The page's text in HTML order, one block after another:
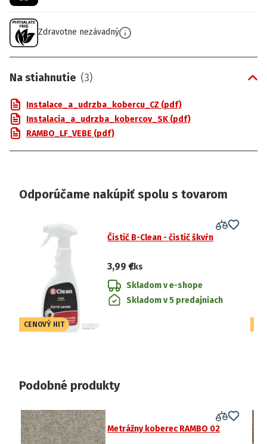
Zdravotne nezávadný
Na stiahnutie (3)
Instalace_a_udrzba_kobercu_CZ (pdf)
Instalacia_a_udrzba_kobercov_SK (pdf)
RAMBO_LF_VEBE (pdf)
Odporúčame nakúpiť spolu s tovarom
CENOVÝ HIT
Čistič B-Clean - čistič škvŕn
3,99 €/ks
Skladom v e-shope
Skladom v 5 predajniach
Podobné produkty
Metrážny koberec RAMBO 02